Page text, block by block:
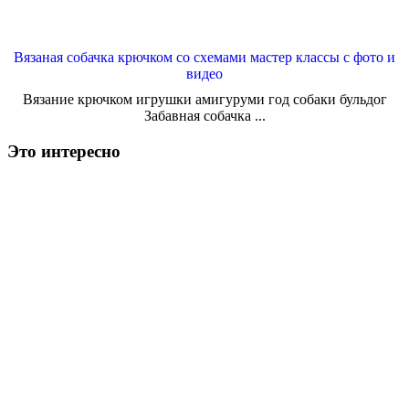
Вязаная собачка крючком со схемами мастер классы с фото и
видео
Вязание крючком игрушки амигуруми год собаки бульдог
Забавная собачка ...
Это интересно